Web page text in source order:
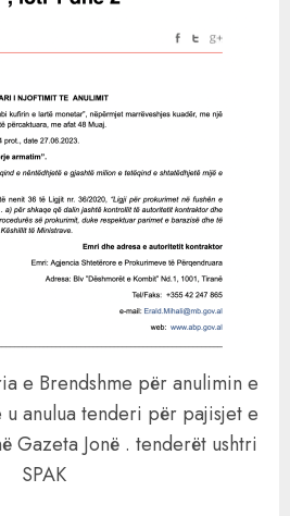
e Brendshme për anulimin e
anulua tenderi për pajisjet e
Gazeta Jonë . tenderët ushtri
SPAK